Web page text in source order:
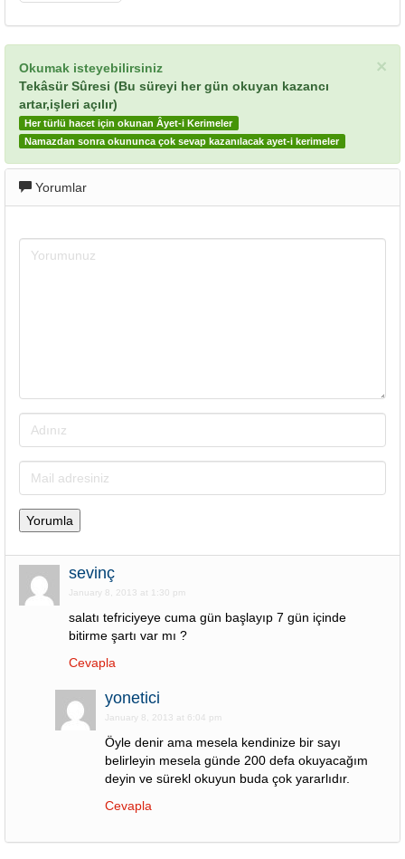
×
Okumak isteyebilirsiniz
Tekâsür Sûresi (Bu süreyi her gün okuyan kazancı
artar,işleri açılır)
Her türlü hacet için okunan Âyet-i Kerimeler
Namazdan sonra okununca çok sevap kazanılacak ayet-i kerimeler
Yorumlar
sevinç
January 8, 2013 at 1:30 pm
salatı tefriciyeye cuma gün başlayıp 7 gün içinde
bitirme şartı var mı ?
Cevapla
yonetici
January 8, 2013 at 6:04 pm
Öyle denir ama mesela kendinize bir sayı
belirleyin mesela günde 200 defa okuyacağım
deyin ve sürekl okuyun buda çok yararlıdır.
Cevapla